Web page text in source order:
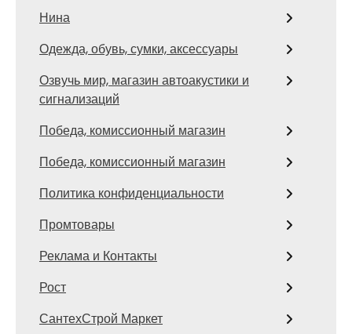
Нина
Одежда, обувь, сумки, аксессуары
Озвучь мир, магазин автоакустики и
сигнализаций
Победа, комиссионный магазин
Победа, комиссионный магазин
Политика конфиденциальности
Промтовары
Реклама и Контакты
Рост
СантехСтрой Маркет